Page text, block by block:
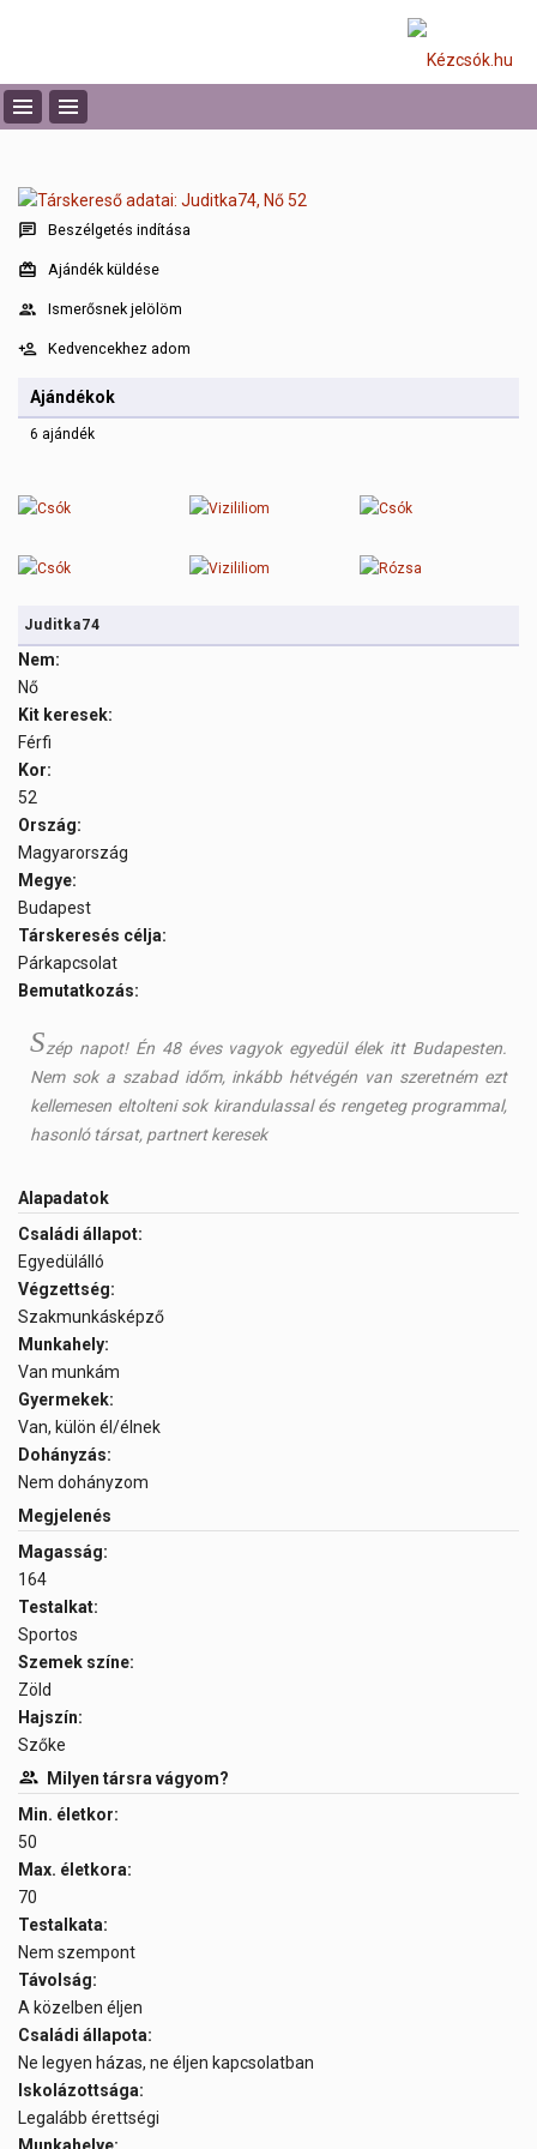
Beszélgetés indítása
Ajándék küldése
Ismerősnek jelölöm
Kedvencekhez adom
Ajándékok
6 ajándék
Juditka74
Nem:
Nő
Kit keresek:
Férfi
Kor:
52
Ország:
Magyarország
Megye:
Budapest
Társkeresés célja:
Párkapcsolat
Bemutatkozás:
Szép napot! Én 48 éves vagyok egyedül élek itt Budapesten.
Nem sok a szabad időm, inkább hétvégén van szeretném ezt
kellemesen eltolteni sok kirandulassal és rengeteg programmal,
hasonló társat, partnert keresek
Alapadatok
Családi állapot:
Egyedülálló
Végzettség:
Szakmunkásképző
Munkahely:
Van munkám
Gyermekek:
Van, külön él/élnek
Dohányzás:
Nem dohányzom
Megjelenés
Magasság:
164
Testalkat:
Sportos
Szemek színe:
Zöld
Hajszín:
Szőke
Milyen társra vágyom?
Min. életkor:
50
Max. életkora:
70
Testalkata:
Nem szempont
Távolság:
A közelben éljen
Családi állapota:
Ne legyen házas, ne éljen kapcsolatban
Iskolázottsága:
Legalább érettségi